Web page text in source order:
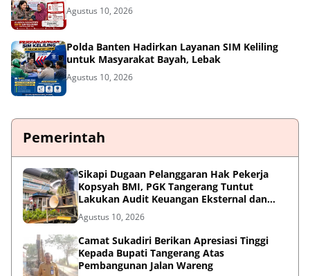
Agustus 10, 2026
Polda Banten Hadirkan Layanan SIM Keliling
untuk Masyarakat Bayah, Lebak
Agustus 10, 2026
Pemerintah
Sikapi Dugaan Pelanggaran Hak Pekerja
Kopsyah BMI, PGK Tangerang Tuntut
Lakukan Audit Keuangan Eksternal dan
Desak Kemnaker serta Kemenkop Turun
Tangan!
Agustus 10, 2026
Camat Sukadiri Berikan Apresiasi Tinggi
Kepada Bupati Tangerang Atas
Pembangunan Jalan Wareng